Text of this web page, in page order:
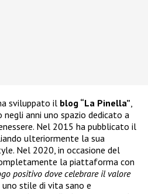
sviluppato il blog “La Pinella”,
anni uno spazio dedicato a
Nel 2015 ha pubblicato il
ulteriormente la sua
Nel 2020, in occasione del
la piattaforma con
positivo dove celebrare il valore
uno stile di vita sano e